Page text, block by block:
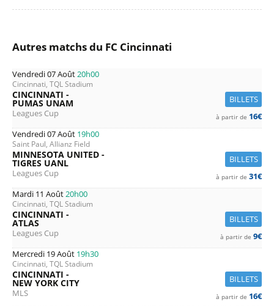
Autres matchs du FC Cincinnati
Vendredi 07 Août20h00
Cincinnati, TQL Stadium
BILLETS
CINCINNATI -
PUMAS UNAM
Leagues Cup à partir de 16€
Vendredi 07 Août 19h00
Saint Paul, Allianz Field
BILLETS
MINNESOTA UNITED -
TIGRES UANL
Leagues Cup à partir de 31€
Mardi 11 Août20h00
Cincinnati, TQL Stadium
BILLETS
CINCINNATI -
ATLAS
Leagues Cup à partir de 9€
Mercredi 19 Août 19h30
Cincinnati, TQL Stadium
BILLETS
CINCINNATI -
NEW YORK CITY
MLS à partir de 16€